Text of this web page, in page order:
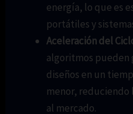
energía, lo que es
portátiles y
Aceleración del
algoritmos pueden
diseños en un
menor, reduciendo
al mercado.